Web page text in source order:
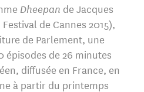
Dheepan de Jacques
de Cannes 2015),
de Parlement, une
épisodes de 26 minutes
diffusée en France, en
à partir du printemps